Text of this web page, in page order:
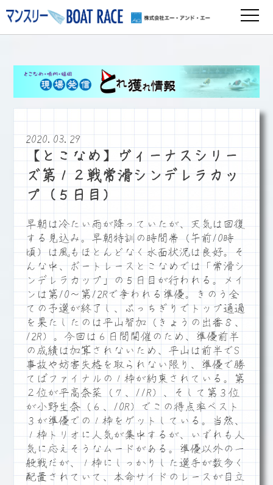
2020.03.29
【とこなめ】ヴィーナスシリー
ズ第１２戦常滑シンデレラカッ
プ（５日目）
早朝は冷たい雨が降っていたが、天気は回復
する見込み。早朝特訓の時間帯（午前10時
頃）は風もほとんどなく水面状況は良好。そ
んな中、ボートレースとこなめでは「常滑シ
ンデレラカップ」の５日目が行われる。メイ
ンは第10～第12Rで争われる準優。きのう全
ての予選が終了し、ぶっちぎりでトップ通過
を果たしたのは平山智加（きょうの出番８、
12R）。今回は６日間開催のため、準優前半
の成績は加算されないため、平山は前半でS
事故や妨害失格を取られない限り、準優で勝
てばファイナルの１枠が約束されている。第
２位が平高奈菜（７、11R）、そして第３位
が小野生奈（６、10R）でこの得点率ベスト
３が準優での１枠をゲットしている。当然、
１枠トリオに人気が集中するが、いずれも人
気に応えそうなムードがある。準優以外の一
般戦だが、１枠にしっかりした選手が数多く
配置されていて、本命サイドのレースが目立